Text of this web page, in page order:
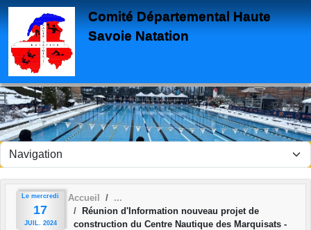
Comité Départemental Haute
Savoie Natation
Le mercredi
17
JUIL. 2024
Accueil
Réunion d'Information nouveau projet de
construction du Centre Nautique des Marquisats -
Panneau de gestion des cookies